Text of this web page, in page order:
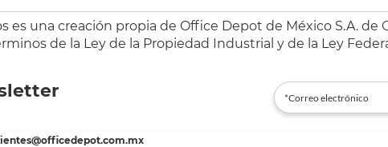
es una creación propia de Office Depot de México S.A. de
de la Ley de la Propiedad Industrial y de la Ley